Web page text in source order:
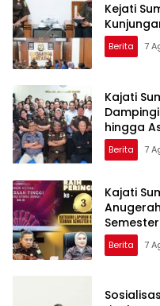
Kejati
Berita 7
Kajati
hingga
Setyorini
Berita 7
Kajati
Berita 7